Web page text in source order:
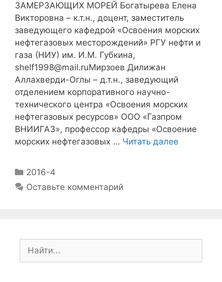
ЗАМЕРЗАЮЩИХ МОРЕЙ Богатырева Елена
Викторовна – к.т.н., доцент, заместитель
заведующего кафедрой «Освоения морских
нефтегазовых месторождений» РГУ нефти и
газа (НИУ) им. И.М. Губкина,
shelf1998@mail.ruМирзоев Дилижан
Аллахверди-Оглы – д.т.н., заведующий
отделением корпоративного научно-
технического центра «Освоения морских
нефтегазовых ресурсов» ООО «Газпром
ВНИИГАЗ», профессор кафедры «Освоение
морских нефтегазовых … Читать далее
2016-4
Оставьте комментарий